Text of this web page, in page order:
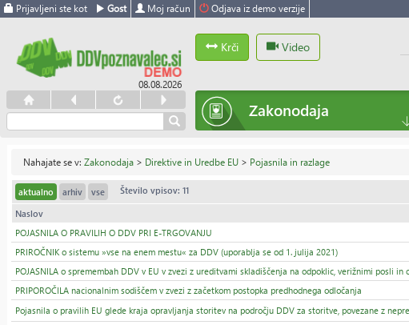
Prijavljeni ste kot Gost Moj račun Odjava iz demo verzije
08.08.2026
Krči Video
Zakonodaja
Nahajate se v: Zakonodaja > Direktive in Uredbe EU > Pojasnila in razlage
aktualno arhiv vse Število vpisov: 11
Naslov
POJASNILA O PRAVILIH O DDV PRI E-TRGOVANJU
PRIROČNIK o sistemu »vse na enem mestu« za DDV (uporablja se od 1. julija 2021)
POJASNILA o spremembah DDV v EU v zvezi z ureditvami skladiščenja na odpoklic, verižnimi posli
PRIPOROČILA nacionalnim sodiščem v zvezi z začetkom postopka predhodnega odločanja
Pojasnila o pravilih EU glede kraja opravljanja storitev na področju DDV za storitve, povezane z